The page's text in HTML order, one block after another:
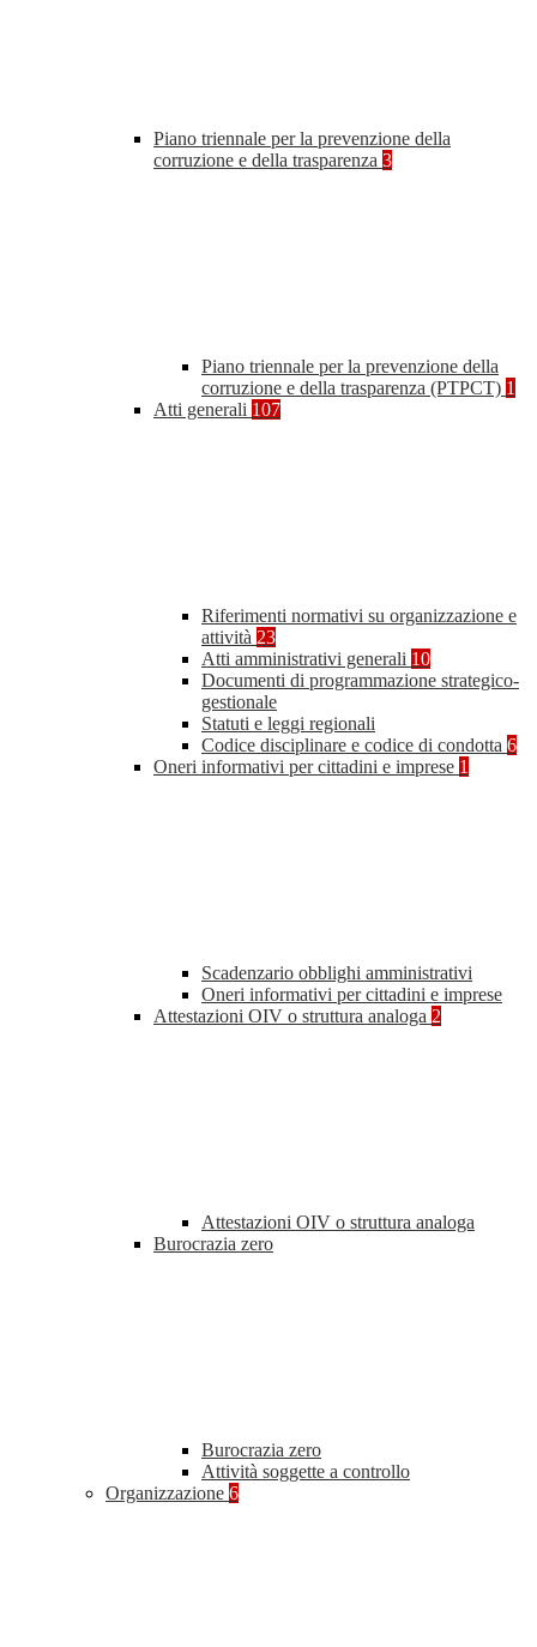
Piano triennale per la prevenzione della
corruzione e della trasparenza 3
Piano triennale per la prevenzione della
corruzione e della trasparenza (PTPCT) 1
Atti generali 107
Riferimenti normativi su organizzazione e
attività 23
Atti amministrativi generali 10
Documenti di programmazione strategico-
gestionale
Statuti e leggi regionali
Codice disciplinare e codice di condotta 6
Oneri informativi per cittadini e imprese 1
Scadenzario obblighi amministrativi
Oneri informativi per cittadini e imprese
Attestazioni OIV o struttura analoga 2
Attestazioni OIV o struttura analoga
Burocrazia zero
Burocrazia zero
Attività soggette a controllo
Organizzazione 6